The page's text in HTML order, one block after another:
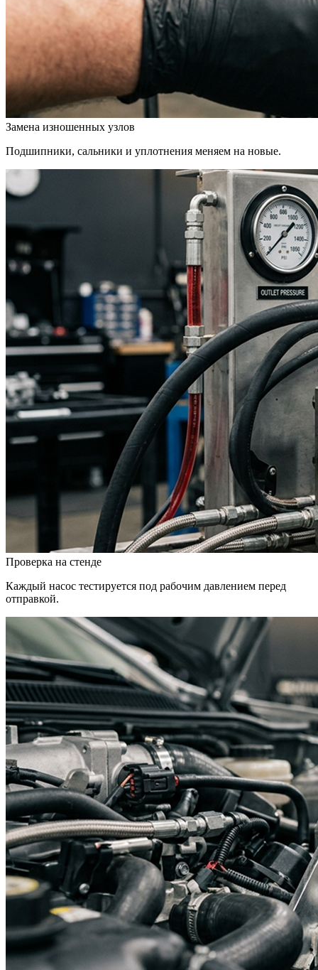
Замена изношенных узлов
Подшипники, сальники и уплотнения меняем на новые.
Проверка на стенде
Каждый насос тестируется под рабочим давлением перед
отправкой.